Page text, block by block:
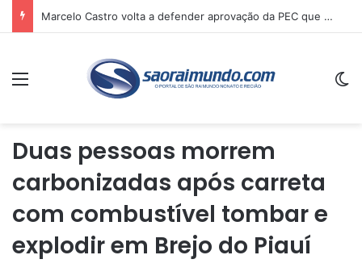
Marcelo Castro volta a defender aprovação da PEC que acaba com a escala 6×1 e avalia clima no Senado
Menu
Duas pessoas morrem
carbonizadas após carreta
com combustível tombar e
explodir em Brejo do Piauí